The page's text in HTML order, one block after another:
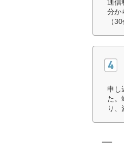
通信
分か
（
申し
た。
り、